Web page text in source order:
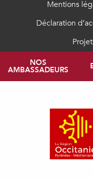
Mentions
Déclaration
NOS
AMBASSADEURS